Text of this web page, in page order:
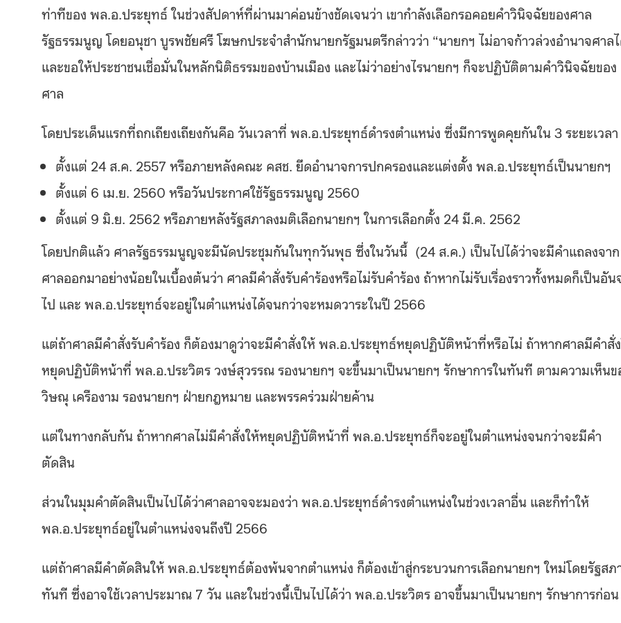
ท่าทีของ พล.อ.ประยุทธ์ ในช่วงสัปดาห์ที่ผ่านมาค่อนข้างชัดเจนว่า เขากำลังเลือกรอคอยคำวินิจฉัยของศาล
รัฐธรรมนูญ โดยอนุชา บูรพชัยศรี โฆษกประจำสำนักนายกรัฐมนตรีกล่าวว่า “นายกฯ ไม่อาจก้าวล่วงอำนาจศาล
และขอให้ประชาชนเชื่อมั่นในหลักนิติธรรมของบ้านเมือง และไม่ว่าอย่างไรนายกฯ ก็จะปฏิบัติตามคำวินิจฉัยของ
ศาล
โดยประเด็นแรกที่ถกเถียงเถียงกันคือ วันเวลาที่ พล.อ.ประยุทธ์ดำรงตำแหน่ง ซึ่งมีการพูดคุยกันใน 3 ระยะเวลา
ตั้งแต่ 24 ส.ค. 2557 หรือภายหลังคณะ คสช. ยึดอำนาจการปกครองและแต่งตั้ง พล.อ.ประยุทธ์เป็นนายกฯ
ตั้งแต่ 6 เม.ย. 2560 หรือวันประกาศใช้รัฐธรรมนูญ 2560
ตั้งแต่ 9 มิ.ย. 2562 หรือภายหลังรัฐสภาลงมติเลือกนายกฯ ในการเลือกตั้ง 24 มี.ค. 2562
โดยปกติแล้ว ศาลรัฐธรรมนูญจะมีนัดประชุมกันในทุกวันพุธ ซึ่งในวันนี้ (24 ส.ค.) เป็นไปได้ว่าจะมีคำแถลงจาก
ศาลออกมาอย่างน้อยในเบื้องต้นว่า ศาลมีคำสั่งรับคำร้องหรือไม่รับคำร้อง ถ้าหากไม่รับเรื่องราวทั้งหมดก็เป็นอัน
ไป และ พล.อ.ประยุทธ์จะอยู่ในตำแหน่งได้จนกว่าจะหมดวาระในปี 2566
แต่ถ้าศาลมีคำสั่งรับคำร้อง ก็ต้องมาดูว่าจะมีคำสั่งให้ พล.อ.ประยุทธ์หยุดปฏิบัติหน้าที่หรือไม่ ถ้าหากศาลมีคำสั่
หยุดปฏิบัติหน้าที่ พล.อ.ประวิตร วงษ์สุวรรณ รองนายกฯ จะขึ้นมาเป็นนายกฯ รักษาการในทันที ตามความเห็นข
วิษณุ เครืองาม รองนายกฯ​ ฝ่ายกฎหมาย และพรรคร่วมฝ่ายค้าน
แต่ในทางกลับกัน ถ้าหากศาลไม่มีคำสั่งให้หยุดปฏิบัติหน้าที่ พล.อ.ประยุทธ์ก็จะอยู่ในตำแหน่งจนกว่าจะมีคำ
ตัดสิน
ส่วนในมุมคำตัดสินเป็นไปได้ว่าศาลอาจจะมองว่า พล.อ.ประยุทธ์ดำรงตำแหน่งในช่วงเวลาอื่น และก็ทำให้
พล.อ.ประยุทธ์อยู่ในตำแหน่งจนถึงปี 2566
แต่ถ้าศาลมีคำตัดสินให้ พล.อ.ประยุทธ์ต้องพ้นจากตำแหน่ง ก็ต้องเข้าสู่กระบวนการเลือกนายกฯ ใหม่โดยรัฐสภ
ทันที ซึ่งอาจใช้เวลาประมาณ 7 วัน และในช่วงนี้เป็นไปได้ว่า พล.อ.ประวิตร อาจขึ้นมาเป็นนายกฯ รักษาการก่อน